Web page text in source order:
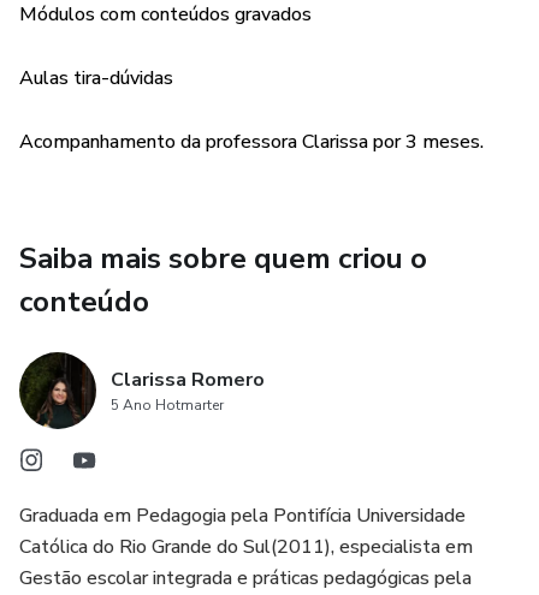
Módulos com conteúdos gravados
Aulas tira-dúvidas
Acompanhamento da professora Clarissa por 3 meses.
Saiba mais sobre quem criou o
conteúdo
Clarissa Romero
5 Ano Hotmarter
Graduada em Pedagogia pela Pontifícia Universidade
Católica do Rio Grande do Sul(2011), especialista em
Gestão escolar integrada e práticas pedagógicas pela